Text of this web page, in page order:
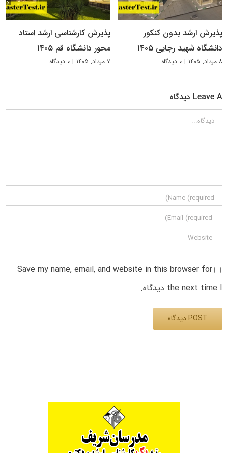
پذیرش ارشد بدون کنکور
دانشگاه شهید رجایی ۱۴۰۵
۸ مرداد, ۱۴۰۵ | ۰ دیدگاه
پذیرش کارشناسی ارشد استاد
محور دانشگاه قم ۱۴۰۵
۷ مرداد, ۱۴۰۵ | ۰ دیدگاه
Leave A دیدگاه
دیدگاه
Save my name, email, and website in this browser for
the next time I دیدگاه.